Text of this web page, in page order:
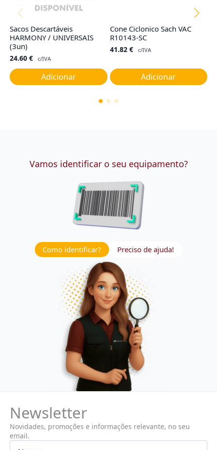
Sacos Descartáveis
HARMONY / UNIVERSAIS
(3un)
24.60 € c/IVA
Adicionar
Cone Ciclonico Sach VAC
R10143-SC
41.82 € c/IVA
Adicionar
Vamos identificar o seu equipamento?
Como identificar? Preciso de ajuda!
Newsletter
Novidades, promoções e informações relevante, no seu
email.
Nome